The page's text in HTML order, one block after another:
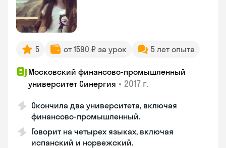
5 от 1590 ₽ за урок 5 лет опыта
Московский финансово-промышленный
университет Синергия • 2017 г.
Окончила два университета, включая
финансово-промышленный.
Говорит на четырех языках, включая
испанский и норвежский.